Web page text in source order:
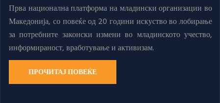
Прва национална платформа на младински организации во
Македонија, со повеќе од 20 години искуство во лобирање
за потребните законски измени во младинското учество,
информираност, вработување и активизам.
ПРОЧИТАЈ ПОВЕЌЕ